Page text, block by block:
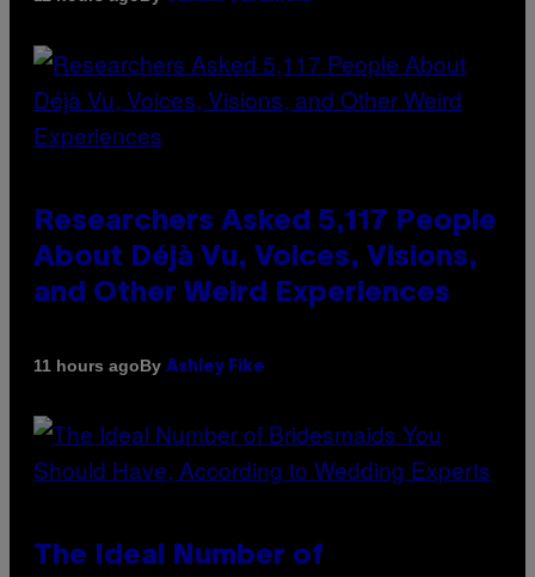
Researchers Asked 5,117 People
About Déjà Vu, Voices, Visions,
and Other Weird Experiences
11 hours agoBy Ashley Fike
The Ideal Number of